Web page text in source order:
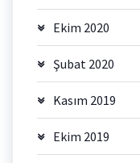
Ekim 2020
Şubat 2020
Kasım 2019
Ekim 2019